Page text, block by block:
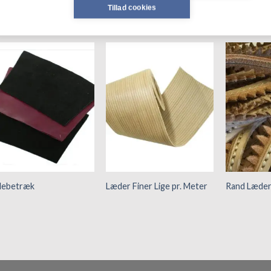
VARER
Tilføj til
Tilføj til
hurtigliste
Læder Finer Lige pr. Meter Rand
Tillad cookies